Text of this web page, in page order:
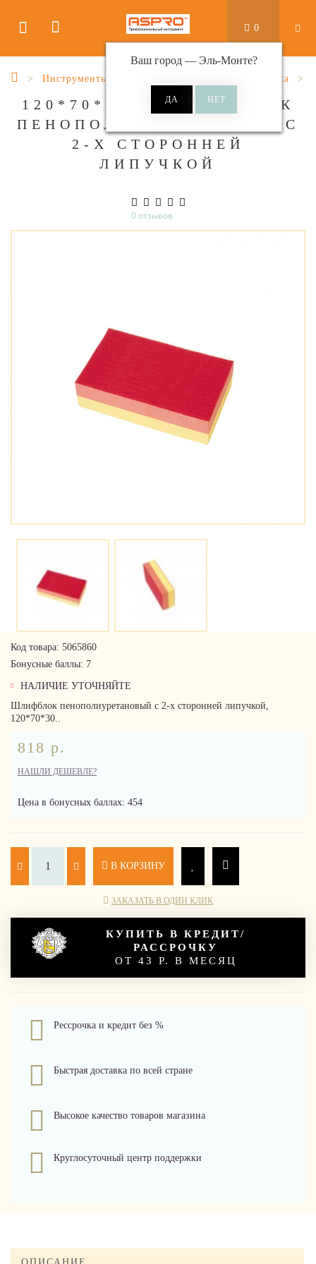
Ваш город — Эль-Монте?
0
Инструменты Разные инструменты и оснастка
120*70*30ММ ШЛИФБЛОК
ПЕНОПОЛИУРЕТАНОВЫЙ С
2-Х СТОРОННЕЙ
ЛИПУЧКОЙ
0 отзывов
Код товара: 5065860
Бонусные баллы: 7
НАЛИЧИЕ УТОЧНЯЙТЕ
Шлифблок пенополиуретановый с 2-х сторонней липучкой,
120*70*30..
818 р.
НАШЛИ ДЕШЕВЛЕ?
Цена в бонусных баллах: 454
В КОРЗИНУ
ЗАКАЗАТЬ В ОДИН КЛИК
КУПИТЬ В КРЕДИТ/
РАССРОЧКУ
ОТ 43 Р. В МЕСЯЦ
Рессрочка и кредит без %
Быстрая доставка по всей стране
Высокое качество товаров магазина
Круглосуточный центр поддержки